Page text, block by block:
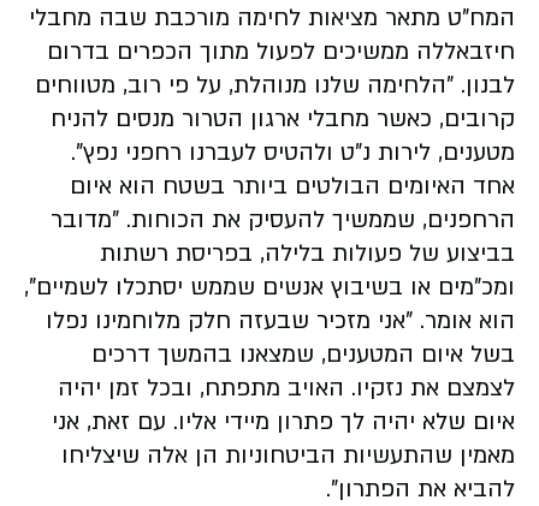
המח"ט מתאר מציאות לחימה מורכבת שבה מחבלי
חיזבאללה ממשיכים לפעול מתוך הכפרים בדרום
לבנון. "הלחימה שלנו מנוהלת, על פי רוב, מטווחים
קרובים, כאשר מחבלי ארגון הטרור מנסים להניח
מטענים, לירות נ"ט ולהטיס לעברנו רחפני נפץ".
אחד האיומים הבולטים ביותר בשטח הוא איום
הרחפנים, שממשיך להעסיק את הכוחות. "מדובר
בביצוע של פעולות בלילה, בפריסת רשתות
ומכ"מים או בשיבוץ אנשים שממש יסתכלו לשמיים",
הוא אומר. "אני מזכיר שבעזה חלק מלוחמינו נפלו
בשל איום המטענים, שמצאנו בהמשך דרכים
לצמצם את נזקיו. האויב מתפתח, ובכל זמן יהיה
איום שלא יהיה לך פתרון מיידי אליו. עם זאת, אני
מאמין שהתעשיות הביטחוניות הן אלה שיצליחו
להביא את הפתרון".